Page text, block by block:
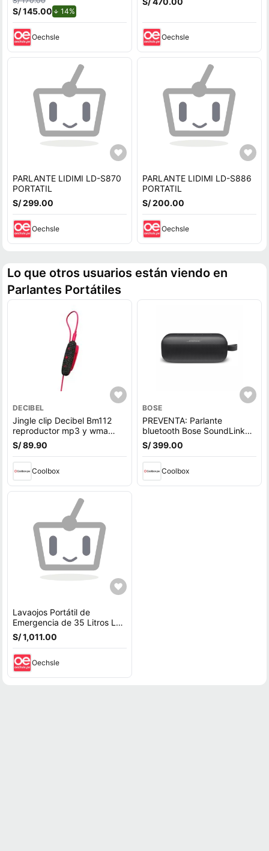
S/ 145.00 14%
Oechsle Oechsle
PARLANTE LIDIMI LD-S870
PORTATIL
S/ 299.00
Oechsle
PARLANTE LIDIMI LD-S886
PORTATIL
S/ 200.00
Oechsle
Lo que otros usuarios están viendo en
Parlantes Portátiles
DECIBEL
Jingle clip Decibel Bm112
reproductor mp3 y wma
8gb rojo
S/ 89.90
Coolbox
BOSE
PREVENTA: Parlante
bluetooth Bose SoundLink
Flex 1ra Gen, Bluetooth 5.3,
hasta 12h, IP67, batería
agua, negro (reempacado)
S/ 399.00
Coolbox
Lavaojos Portátil de
Emergencia de 35 Litros LP-
075
S/ 1,011.00
Oechsle